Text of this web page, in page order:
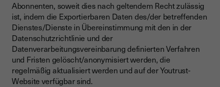
Abonnenten, soweit dies nach geltendem Recht zulässig
ist, indem die Exportierbaren Daten des/der betreffenden
Dienstes/Dienste in Übereinstimmung mit den in der
Datenschutzrichtlinie und der
Datenverarbeitungsvereinbarung definierten Verfahren
und Fristen gelöscht/anonymisiert werden, die
regelmäßig aktualisiert werden und auf der Youtrust-
Website verfügbar sind.